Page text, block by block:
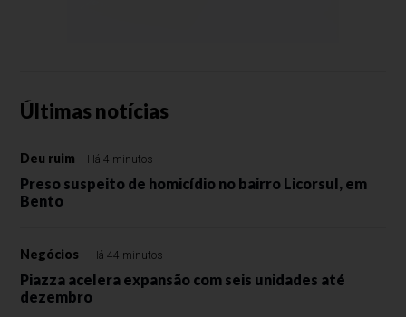
Últimas notícias
Deu ruim Há 4 minutos
Preso suspeito de homicídio no bairro Licorsul, em
Bento
Negócios Há 44 minutos
Piazza acelera expansão com seis unidades até
dezembro